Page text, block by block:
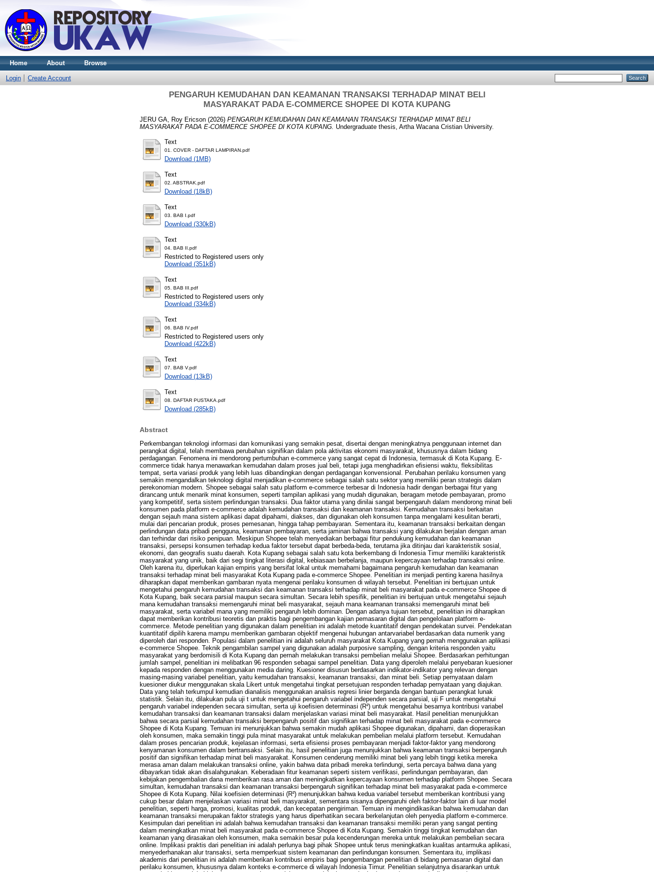
Home About Browse
Login Create Account
PENGARUH KEMUDAHAN DAN KEAMANAN TRANSAKSI TERHADAP MINAT BELI
MASYARAKAT PADA E-COMMERCE SHOPEE DI KOTA KUPANG
JERU GA, Roy Ericson (2026) PENGARUH KEMUDAHAN DAN KEAMANAN TRANSAKSI TERHADAP MINAT BELI
MASYARAKAT PADA E-COMMERCE SHOPEE DI KOTA KUPANG. Undergraduate thesis, Artha Wacana Cristian University.
Text
01. COVER - DAFTAR LAMPIRAN.pdf
Download (1MB)
Text
02. ABSTRAK.pdf
Download (18kB)
Text
03. BAB I.pdf
Download (330kB)
Text
04. BAB II.pdf
Restricted to Registered users only
Download (351kB)
Text
05. BAB III.pdf
Restricted to Registered users only
Download (334kB)
Text
06. BAB IV.pdf
Restricted to Registered users only
Download (422kB)
Text
07. BAB V.pdf
Download (13kB)
Text
08. DAFTAR PUSTAKA.pdf
Download (285kB)
Abstract
Perkembangan teknologi informasi dan komunikasi yang semakin pesat, disertai dengan meningkatnya penggunaan internet dan
perangkat digital, telah membawa perubahan signifikan dalam pola aktivitas ekonomi masyarakat, khususnya dalam bidang
perdagangan. Fenomena ini mendorong pertumbuhan e-commerce yang sangat cepat di Indonesia, termasuk di Kota Kupang. E-
commerce tidak hanya menawarkan kemudahan dalam proses jual beli, tetapi juga menghadirkan efisiensi waktu, fleksibilitas
tempat, serta variasi produk yang lebih luas dibandingkan dengan perdagangan konvensional. Perubahan perilaku konsumen yang
semakin mengandalkan teknologi digital menjadikan e-commerce sebagai salah satu sektor yang memiliki peran strategis dalam
perekonomian modern. Shopee sebagai salah satu platform e-commerce terbesar di Indonesia hadir dengan berbagai fitur yang
dirancang untuk menarik minat konsumen, seperti tampilan aplikasi yang mudah digunakan, beragam metode pembayaran, promo
yang kompetitif, serta sistem perlindungan transaksi. Dua faktor utama yang dinilai sangat berpengaruh dalam mendorong minat beli
konsumen pada platform e-commerce adalah kemudahan transaksi dan keamanan transaksi. Kemudahan transaksi berkaitan
dengan sejauh mana sistem aplikasi dapat dipahami, diakses, dan digunakan oleh konsumen tanpa mengalami kesulitan berarti,
mulai dari pencarian produk, proses pemesanan, hingga tahap pembayaran. Sementara itu, keamanan transaksi berkaitan dengan
perlindungan data pribadi pengguna, keamanan pembayaran, serta jaminan bahwa transaksi yang dilakukan berjalan dengan aman
dan terhindar dari risiko penipuan. Meskipun Shopee telah menyediakan berbagai fitur pendukung kemudahan dan keamanan
transaksi, persepsi konsumen terhadap kedua faktor tersebut dapat berbeda-beda, terutama jika ditinjau dari karakteristik sosial,
ekonomi, dan geografis suatu daerah. Kota Kupang sebagai salah satu kota berkembang di Indonesia Timur memiliki karakteristik
masyarakat yang unik, baik dari segi tingkat literasi digital, kebiasaan berbelanja, maupun kepercayaan terhadap transaksi online.
Oleh karena itu, diperlukan kajian empiris yang bersifat lokal untuk memahami bagaimana pengaruh kemudahan dan keamanan
transaksi terhadap minat beli masyarakat Kota Kupang pada e-commerce Shopee. Penelitian ini menjadi penting karena hasilnya
diharapkan dapat memberikan gambaran nyata mengenai perilaku konsumen di wilayah tersebut. Penelitian ini bertujuan untuk
mengetahui pengaruh kemudahan transaksi dan keamanan transaksi terhadap minat beli masyarakat pada e-commerce Shopee di
Kota Kupang, baik secara parsial maupun secara simultan. Secara lebih spesifik, penelitian ini bertujuan untuk mengetahui sejauh
mana kemudahan transaksi memengaruhi minat beli masyarakat, sejauh mana keamanan transaksi memengaruhi minat beli
masyarakat, serta variabel mana yang memiliki pengaruh lebih dominan. Dengan adanya tujuan tersebut, penelitian ini diharapkan
dapat memberikan kontribusi teoretis dan praktis bagi pengembangan kajian pemasaran digital dan pengelolaan platform e-
commerce. Metode penelitian yang digunakan dalam penelitian ini adalah metode kuantitatif dengan pendekatan survei. Pendekatan
kuantitatif dipilih karena mampu memberikan gambaran objektif mengenai hubungan antarvariabel berdasarkan data numerik yang
diperoleh dari responden. Populasi dalam penelitian ini adalah seluruh masyarakat Kota Kupang yang pernah menggunakan aplikasi
e-commerce Shopee. Teknik pengambilan sampel yang digunakan adalah purposive sampling, dengan kriteria responden yaitu
masyarakat yang berdomisili di Kota Kupang dan pernah melakukan transaksi pembelian melalui Shopee. Berdasarkan perhitungan
jumlah sampel, penelitian ini melibatkan 96 responden sebagai sampel penelitian. Data yang diperoleh melalui penyebaran kuesioner
kepada responden dengan menggunakan media daring. Kuesioner disusun berdasarkan indikator-indikator yang relevan dengan
masing-masing variabel penelitian, yaitu kemudahan transaksi, keamanan transaksi, dan minat beli. Setiap pernyataan dalam
kuesioner diukur menggunakan skala Likert untuk mengetahui tingkat persetujuan responden terhadap pernyataan yang diajukan.
Data yang telah terkumpul kemudian dianalisis menggunakan analisis regresi linier berganda dengan bantuan perangkat lunak
statistik. Selain itu, dilakukan pula uji t untuk mengetahui pengaruh variabel independen secara parsial, uji F untuk mengetahui
pengaruh variabel independen secara simultan, serta uji koefisien determinasi (R²) untuk mengetahui besarnya kontribusi variabel
kemudahan transaksi dan keamanan transaksi dalam menjelaskan variasi minat beli masyarakat. Hasil penelitian menunjukkan
bahwa secara parsial kemudahan transaksi berpengaruh positif dan signifikan terhadap minat beli masyarakat pada e-commerce
Shopee di Kota Kupang. Temuan ini menunjukkan bahwa semakin mudah aplikasi Shopee digunakan, dipahami, dan dioperasikan
oleh konsumen, maka semakin tinggi pula minat masyarakat untuk melakukan pembelian melalui platform tersebut. Kemudahan
dalam proses pencarian produk, kejelasan informasi, serta efisiensi proses pembayaran menjadi faktor-faktor yang mendorong
kenyamanan konsumen dalam bertransaksi. Selain itu, hasil penelitian juga menunjukkan bahwa keamanan transaksi berpengaruh
positif dan signifikan terhadap minat beli masyarakat. Konsumen cenderung memiliki minat beli yang lebih tinggi ketika mereka
merasa aman dalam melakukan transaksi online, yakin bahwa data pribadi mereka terlindungi, serta percaya bahwa dana yang
dibayarkan tidak akan disalahgunakan. Keberadaan fitur keamanan seperti sistem verifikasi, perlindungan pembayaran, dan
kebijakan pengembalian dana memberikan rasa aman dan meningkatkan kepercayaan konsumen terhadap platform Shopee. Secara
simultan, kemudahan transaksi dan keamanan transaksi berpengaruh signifikan terhadap minat beli masyarakat pada e-commerce
Shopee di Kota Kupang. Nilai koefisien determinasi (R²) menunjukkan bahwa kedua variabel tersebut memberikan kontribusi yang
cukup besar dalam menjelaskan variasi minat beli masyarakat, sementara sisanya dipengaruhi oleh faktor-faktor lain di luar model
penelitian, seperti harga, promosi, kualitas produk, dan kecepatan pengiriman. Temuan ini mengindikasikan bahwa kemudahan dan
keamanan transaksi merupakan faktor strategis yang harus diperhatikan secara berkelanjutan oleh penyedia platform e-commerce.
Kesimpulan dari penelitian ini adalah bahwa kemudahan transaksi dan keamanan transaksi memiliki peran yang sangat penting
dalam meningkatkan minat beli masyarakat pada e-commerce Shopee di Kota Kupang. Semakin tinggi tingkat kemudahan dan
keamanan yang dirasakan oleh konsumen, maka semakin besar pula kecenderungan mereka untuk melakukan pembelian secara
online. Implikasi praktis dari penelitian ini adalah perlunya bagi pihak Shopee untuk terus meningkatkan kualitas antarmuka aplikasi,
menyederhanakan alur transaksi, serta memperkuat sistem keamanan dan perlindungan konsumen. Sementara itu, implikasi
akademis dari penelitian ini adalah memberikan kontribusi empiris bagi pengembangan penelitian di bidang pemasaran digital dan
perilaku konsumen, khususnya dalam konteks e-commerce di wilayah Indonesia Timur. Penelitian selanjutnya disarankan untuk